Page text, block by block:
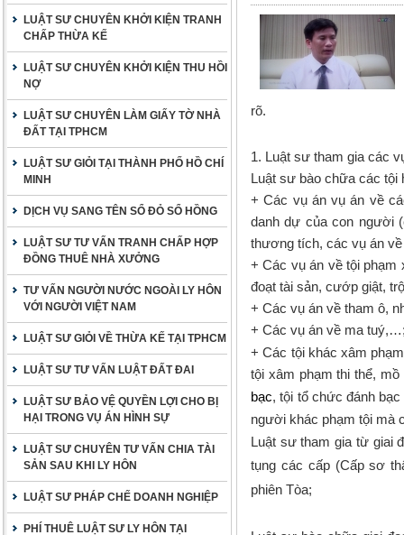
LUẬT SƯ CHUYÊN KHỞI KIỆN TRANH
CHẤP THỪA KẾ
LUẬT SƯ CHUYÊN KHỞI KIỆN THU HỒI
NỢ
LUẬT SƯ CHUYÊN LÀM GIẤY TỜ NHÀ
ĐẤT TẠI TPHCM
LUẬT SƯ GIỎI TẠI THÀNH PHỐ HỒ CHÍ
MINH
DỊCH VỤ SANG TÊN SỔ ĐỎ SỔ HỒNG
LUẬT SƯ TƯ VẤN TRANH CHẤP HỢP
ĐỒNG THUÊ NHÀ XƯỞNG
TƯ VẤN NGƯỜI NƯỚC NGOÀI LY HÔN
VỚI NGƯỜI VIỆT NAM
LUẬT SƯ GIỎI VỀ THỪA KẾ TẠI TPHCM
LUẬT SƯ TƯ VẤN LUẬT ĐẤT ĐAI
LUẬT SƯ BẢO VỆ QUYỀN LỢI CHO BỊ
HẠI TRONG VỤ ÁN HÌNH SỰ
LUẬT SƯ CHUYÊN TƯ VẤN CHIA TÀI
SẢN SAU KHI LY HÔN
LUẬT SƯ PHÁP CHẾ DOANH NGHIỆP
PHÍ THUÊ LUẬT SƯ LY HÔN TẠI
rõ.
1. Luật sư tham gia các
Luật sư bào chữa các tội
+ Các vụ án vụ án về
danh dự của con người
thương tích, các vụ án
+ Các vụ án về tội
đoạt tài sản, cướp giật,
+ Các vụ án về tham ô,
+ Các vụ án về ma
+ Các tội khác xâm
tội xâm phạm thi thể,
bạc, tội tổ chức đánh
người khác phạm tội mà
Luật sư tham gia từ giai
tụng các cấp (Cấp sơ
phiên Tòa;